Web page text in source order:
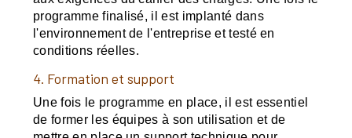
programme finalisé, il est implanté dans
l'environnement de l'entreprise et testé en
conditions réelles.
4. Formation et support
Une fois le programme en place, il est essentiel
de former les équipes à son utilisation et de